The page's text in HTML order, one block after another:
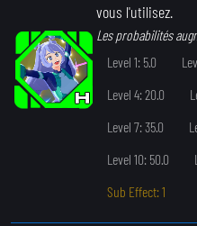
vous l'utilisez.
Les probabilités
Level 1: 5.0
Level 4: 20.0
Level 7: 35.0
Level 10: 50.0
Sub Effect: 1